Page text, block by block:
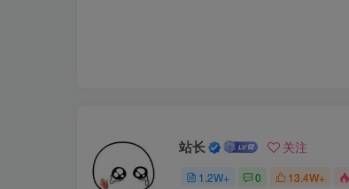
站长 关注
1.2W+ 0 13.4W+